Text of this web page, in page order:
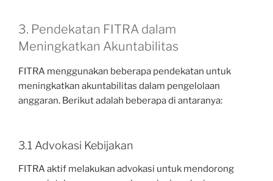
3. Pendekatan FITRA dalam
Meningkatkan Akuntabilitas
FITRA menggunakan beberapa pendekatan untuk
meningkatkan akuntabilitas dalam pengelolaan
anggaran. Berikut adalah beberapa di antaranya:
3.1 Advokasi Kebijakan
FITRA aktif melakukan advokasi untuk mendorong